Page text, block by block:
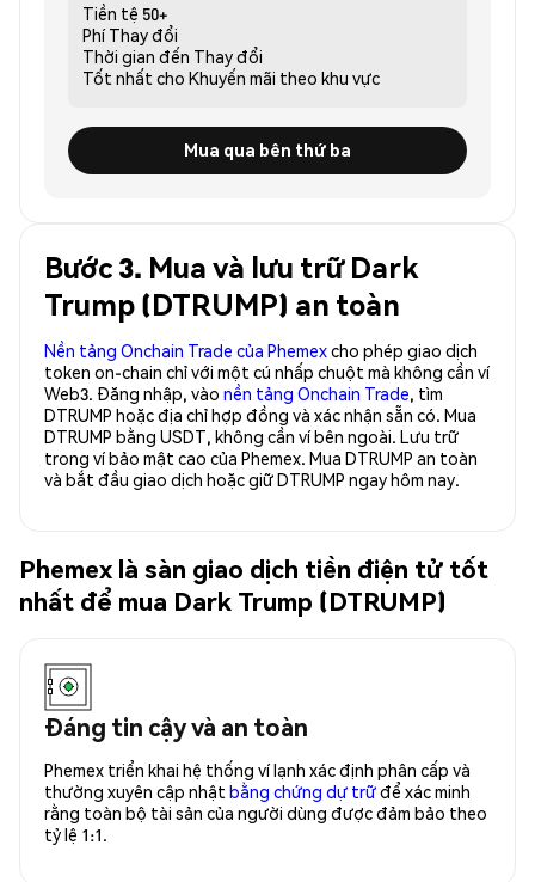
Tiền tệ 50+
Phí Thay đổi
Thời gian đến Thay đổi
Tốt nhất cho Khuyến mãi theo khu vực
Mua qua bên thứ ba
Bước 3. Mua và lưu trữ Dark
Trump (DTRUMP) an toàn
Nền tảng Onchain Trade của Phemexcho phép giao dịch
token on-chain chỉ với một cú nhấp chuột mà không cần ví
Web3. Đăng nhập, vào nền tảng Onchain Trade, tìm
DTRUMP hoặc địa chỉ hợp đồng và xác nhận sẵn có. Mua
DTRUMP bằng USDT, không cần ví bên ngoài. Lưu trữ
trong ví bảo mật cao của Phemex. Mua DTRUMP an toàn
và bắt đầu giao dịch hoặc giữ DTRUMP ngay hôm nay.
Phemex là sàn giao dịch tiền điện tử tốt
nhất để mua Dark Trump (DTRUMP)
Đáng tin cậy và an toàn
Phemex triển khai hệ thống ví lạnh xác định phân cấp và
thường xuyên cập nhật bằng chứng dự trữđể xác minh
rằng toàn bộ tài sản của người dùng được đảm bảo theo
tỷ lệ 1:1.